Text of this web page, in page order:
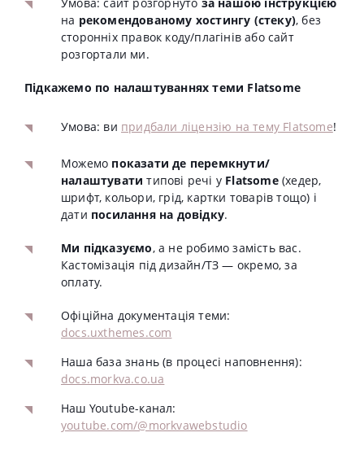
на рекомендованому хостингу (стеку), без
сторонніх правок коду/плагінів або сайт
розгортали ми.
Підкажемо по налаштуваннях теми Flatsome
Умова: ви придбали ліцензію на тему Flatsome!
Можемо показати де перемкнути/
налаштувати типові речі у Flatsome(хедер,
шрифт, кольори, грід, картки товарів тощо) і
дати посилання на довідку.
Ми підказуємо, а не робимо замість вас.
Кастомізація під дизайн/ТЗ — окремо, за
оплату.
Офіційна документація теми:
docs.uxthemes.com
Наша база знань (в процесі наповнення):
docs.morkva.co.ua
Наш Youtube-канал:
youtube.com/@morkvawebstudio